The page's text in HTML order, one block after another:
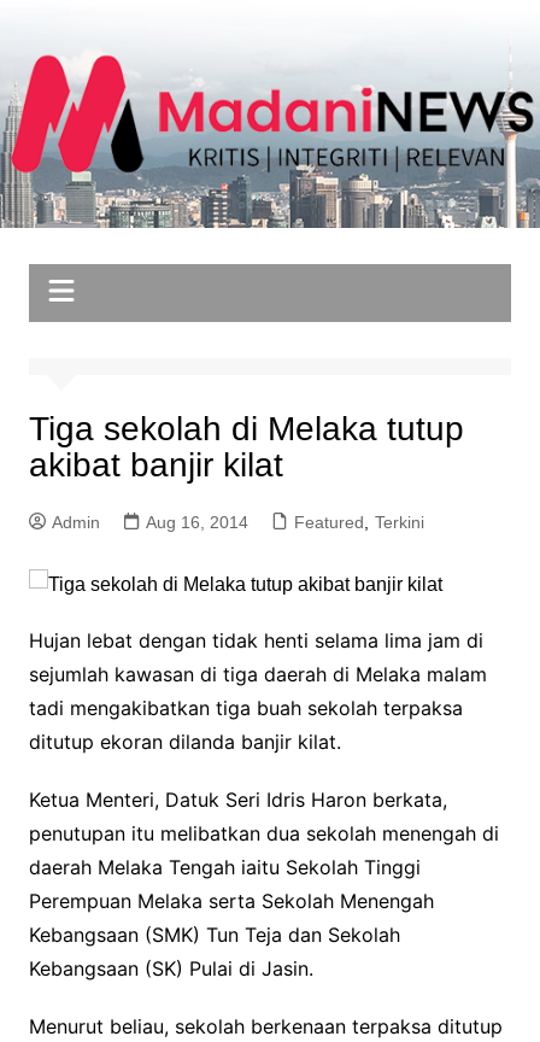
content
Tiga sekolah di Melaka tutup
akibat banjir kilat
Admin Aug 16, 2014 Featured, Terkini
Hujan lebat dengan tidak henti selama lima jam di
sejumlah kawasan di tiga daerah di Melaka malam
tadi mengakibatkan tiga buah sekolah terpaksa
ditutup ekoran dilanda banjir kilat.
Ketua Menteri, Datuk Seri Idris Haron berkata,
penutupan itu melibatkan dua sekolah menengah di
daerah Melaka Tengah iaitu Sekolah Tinggi
Perempuan Melaka serta Sekolah Menengah
Kebangsaan (SMK) Tun Teja dan Sekolah
Kebangsaan (SK) Pulai di Jasin.
Menurut beliau, sekolah berkenaan terpaksa ditutup